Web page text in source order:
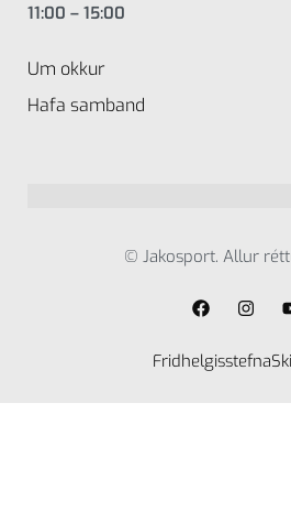
11:00 – 15:00
Um okkur
Hafa samband
© Jakosport. Allur
Fridhelgisstefna